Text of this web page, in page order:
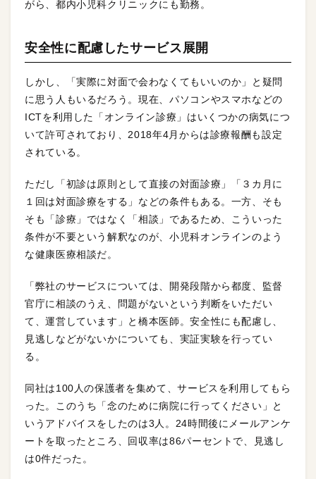
がら、都内小児科クリニックにも勤務。
安全性に配慮したサービス展開
しかし、「実際に対面で会わなくてもいいのか」と疑問
に思う人もいるだろう。現在、パソコンやスマホなどの
ICTを利用した「オンライン診療」はいくつかの病気につ
いて許可されており、2018年4月からは診療報酬も設定
されている。
ただし「初診は原則として直接の対面診療」「３カ月に
１回は対面診療をする」などの条件もある。一方、そも
そも「診療」ではなく「相談」であるため、こういった
条件が不要という解釈なのが、小児科オンラインのよう
な健康医療相談だ。
「弊社のサービスについては、開発段階から都度、監督
官庁に相談のうえ、問題がないという判断をいただい
て、運営しています」と橋本医師。安全性にも配慮し、
見逃しなどがないかについても、実証実験を行ってい
る。
同社は100人の保護者を集めて、サービスを利用してもら
った。このうち「念のために病院に行ってください」と
いうアドバイスをしたのは3人。24時間後にメールアンケ
ートを取ったところ、回収率は86パーセントで、見逃し
は0件だった。